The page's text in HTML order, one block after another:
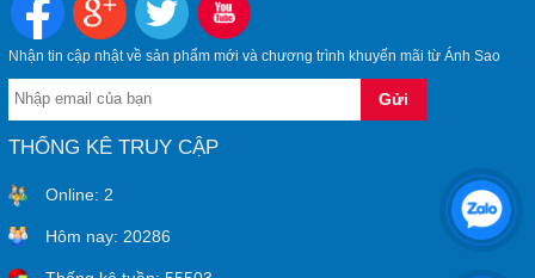
Nhận tin cập nhật về sản phẩm mới và chương trình khuyến mãi từ Ánh Sao
THỐNG KÊ TRUY CẬP
Online: 2
Hôm nay: 20286